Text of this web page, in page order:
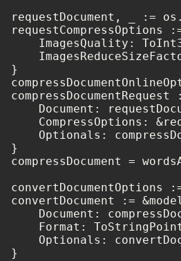
requestDocument, _ :=
requestCompressOptions
ImagesQuality:
}
Document:
CompressOptions:
Optionals:
}
compressDocument =
convertDocumentOptions
convertDocument :=
Document:
Format:
Optionals:
}